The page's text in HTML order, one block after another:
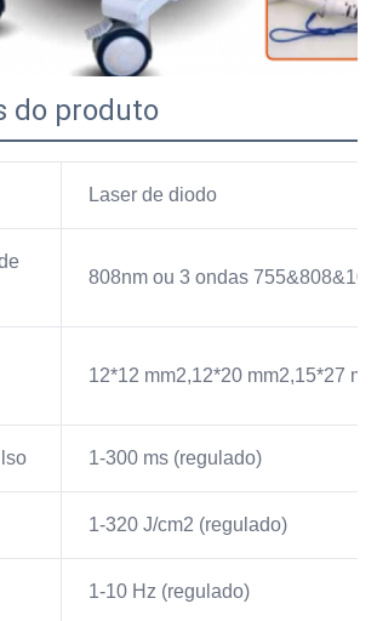
do produto
Laser de diodo
808nm ou 3 ondas
12*12 mm2,12*20 mm2,15*27
1-300 ms (regulado)
1-320 J/cm2 (regulado)
1-10 Hz (regulado)